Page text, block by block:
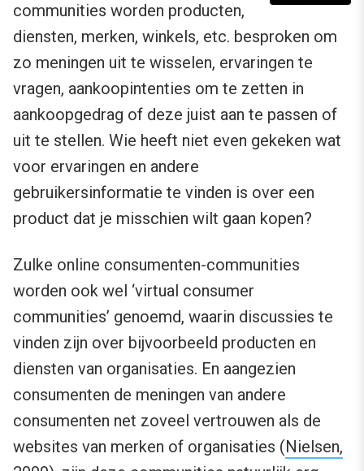
communities worden producten,
diensten, merken, winkels, etc. besproken om
zo meningen uit te wisselen, ervaringen te
vragen, aankoopintenties om te zetten in
aankoopgedrag of deze juist aan te passen of
uit te stellen. Wie heeft niet even gekeken wat
voor ervaringen en andere
gebruikersinformatie te vinden is over een
product dat je misschien wilt gaan kopen?
Zulke online consumenten-communities
worden ook wel ‘virtual consumer
communities’ genoemd, waarin discussies te
vinden zijn over bijvoorbeeld producten en
diensten van organisaties. En aangezien
consumenten de meningen van andere
consumenten net zoveel vertrouwen als de
websites van merken of organisaties (Nielsen,